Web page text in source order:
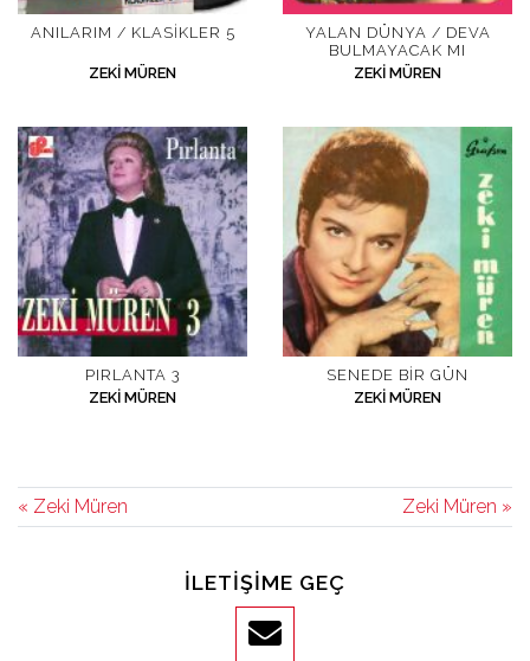
ANILARIM / KLASIKLER 5
ZEKI MÜREN
YALAN DÜNYA / DEVA
BULMAYACAK MI
ZEKI MÜREN
PIRLANTA 3
ZEKI MÜREN
SENEDE BIR GÜN
ZEKI MÜREN
« Zeki Müren Zeki Müren »
İLETIŞIME GEÇ